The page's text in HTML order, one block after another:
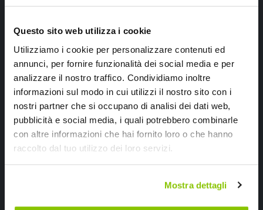
Questo sito web utilizza i cookie
Utilizziamo i cookie per personalizzare contenuti ed
annunci, per fornire funzionalità dei social media e per
analizzare il nostro traffico. Condividiamo inoltre
informazioni sul modo in cui utilizzi il nostro sito con i
nostri partner che si occupano di analisi dei dati web,
pubblicità e social media, i quali potrebbero combinarle
con altre informazioni che hai fornito loro o che hanno
raccolto dal tuo utilizzo dei loro servizi.
Mostra dettagli
Segui SPEEDUP.IT
SpeedUp.it